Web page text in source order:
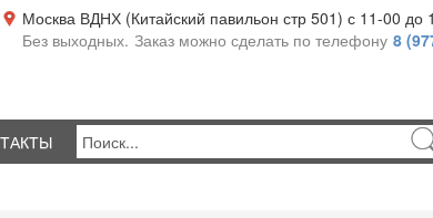
Москва ВДНХ (Китайский павильон стр 501) с 11-00 до
Без выходных. Заказ можно сделать по телефону 8